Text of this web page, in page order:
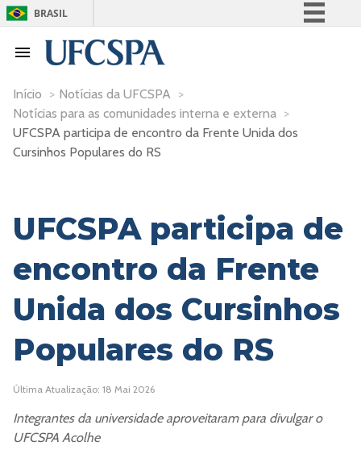
BRASIL
Acesso à informação
Início > Notícias da UFCSPA >
Notícias para as comunidades interna e externa >
UFCSPA participa de encontro da Frente Unida dos
Cursinhos Populares do RS
UFCSPA participa de
encontro da Frente
Unida dos Cursinhos
Populares do RS
Última Atualização: 18 Mai 2026
Integrantes da universidade aproveitaram para divulgar o
UFCSPA Acolhe